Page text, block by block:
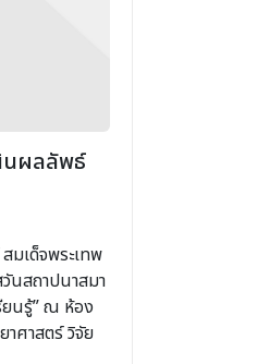
นผลลัพธ์
มเด็จพระเทพ
นสถาปนาสมา
ยนรู้” ณ ห้อง
าศาสตร์ วิจัย